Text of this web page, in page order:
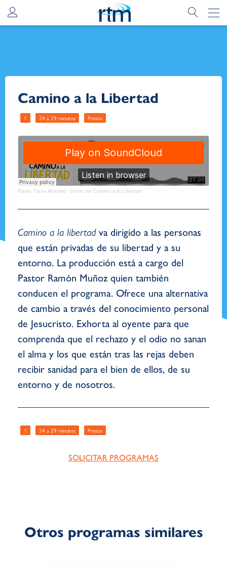
Camino a la Libertad
1 24 a 29 minutos Presos
Radio Trans Mundial · Demo de Camino a la Libertad
Camino a la libertadva dirigido a las personas
que están privadas de su libertad y a su
entorno. La producción está a cargo del
Pastor Ramón Muñoz quien también
conducen el programa. Ofrece una alternativa
de cambio a través del conocimiento personal
de Jesucristo. Exhorta al oyente para que
comprenda que el rechazo y el odio no sanan
el alma y los que están tras las rejas deben
recibir sanidad para el bien de ellos, de su
entorno y de nosotros.
1 24 a 29 minutos Presos
SOLICITAR PROGRAMAS
Otros programas similares